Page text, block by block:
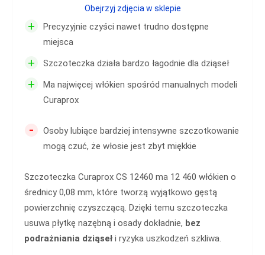
+
Precyzyjnie czyści nawet trudno dostępne
miejsca
+ Szczoteczka działa bardzo łagodnie dla dziąseł
+
Ma najwięcej włókien spośród manualnych modeli
Curaprox
-
Osoby lubiące bardziej intensywne szczotkowanie
mogą czuć, że włosie jest zbyt miękkie
Szczoteczka Curaprox CS 12460 ma 12 460 włókien o
średnicy 0,08 mm, które tworzą wyjątkowo gęstą
powierzchnię czyszczącą. Dzięki temu szczoteczka
usuwa płytkę nazębną i osady dokładnie, bez
podrażniania dziąseł i ryzyka uszkodzeń szkliwa.
Obejrzyj zdjęcia w sklepie